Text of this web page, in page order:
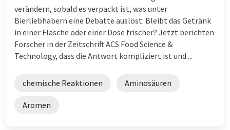
verändern, sobald es verpackt ist, was unter
Bierliebhabern eine Debatte auslöst: Bleibt das Getränk
in einer Flasche oder einer Dose frischer? Jetzt berichten
Forscher in der Zeitschrift ACS Food Science &
Technology, dass die Antwort kompliziert ist und ...
chemische Reaktionen Aminosäuren
Aromen